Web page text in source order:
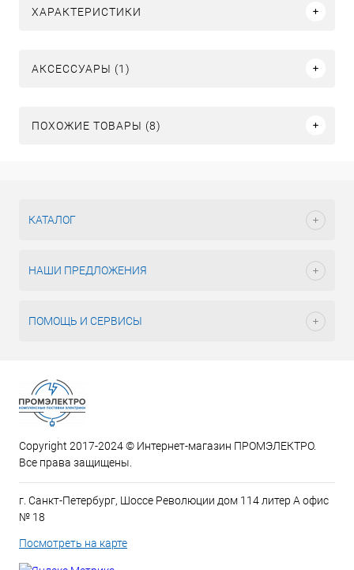
ХАРАКТЕРИСТИКИ
АКСЕССУАРЫ (1)
ПОХОЖИЕ ТОВАРЫ (8)
КАТАЛОГ
НАШИ ПРЕДЛОЖЕНИЯ
ПОМОЩЬ И СЕРВИСЫ
Copyright 2017-2024 © Интернет-магазин ПРОМЭЛЕКТРО.
Все права защищены.
г. Санкт-Петербург, Шоссе Революции дом 114 литер А офис
№ 18
Посмотреть на карте